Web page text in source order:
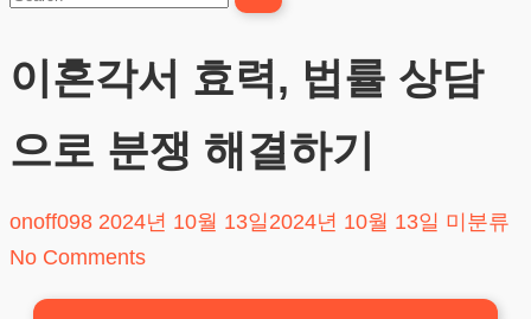
담
이혼각서 효력, 법률 상담
으로 분쟁 해결하기
onoff098 2024년 10월 13일 2024년 10월 13일 미분류
No Comments